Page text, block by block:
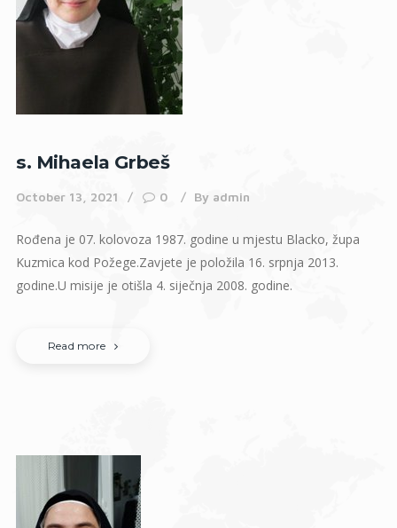
s. Mihaela Grbeš
October 13, 2021 0 By admin
Rođena je 07. kolovoza 1987. godine u mjestu Blacko, župa
Kuzmica kod Požege.Zavjete je položila 16. srpnja 2013.
godine.U misije je otišla 4. siječnja 2008. godine.
Read more